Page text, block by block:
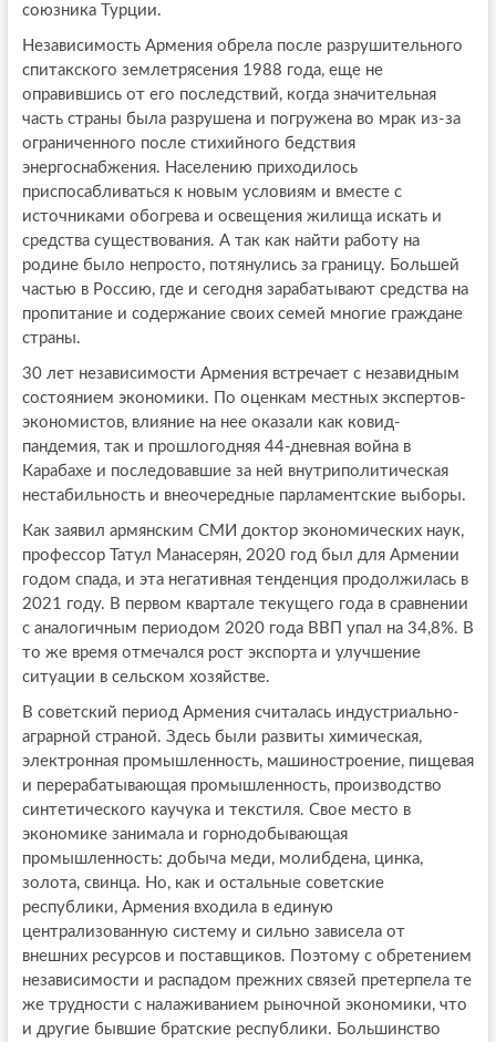
союзника Турции.
Независимость Армения обрела после разрушительного
спитакского землетрясения 1988 года, еще не
оправившись от его последствий, когда значительная
часть страны была разрушена и погружена во мрак из-за
ограниченного после стихийного бедствия
энергоснабжения. Населению приходилось
приспосабливаться к новым условиям и вместе с
источниками обогрева и освещения жилища искать и
средства существования. А так как найти работу на
родине было непросто, потянулись за границу. Большей
частью в Россию, где и сегодня зарабатывают средства на
пропитание и содержание своих семей многие граждане
страны.
30 лет независимости Армения встречает с незавидным
состоянием экономики. По оценкам местных экспертов-
экономистов, влияние на нее оказали как ковид-
пандемия, так и прошлогодняя 44-дневная война в
Карабахе и последовавшие за ней внутриполитическая
нестабильность и внеочередные парламентские выборы.
Как заявил армянским СМИ доктор экономических наук,
профессор Татул Манасерян, 2020 год был для Армении
годом спада, и эта негативная тенденция продолжилась в
2021 году. В первом квартале текущего года в сравнении
с аналогичным периодом 2020 года ВВП упал на 34,8%. В
то же время отмечался рост экспорта и улучшение
ситуации в сельском хозяйстве.
В советский период Армения считалась индустриально-
аграрной страной. Здесь были развиты химическая,
электронная промышленность, машиностроение, пищевая
и перерабатывающая промышленность, производство
синтетического каучука и текстиля. Свое место в
экономике занимала и горнодобывающая
промышленность: добыча меди, молибдена, цинка,
золота, свинца. Но, как и остальные советские
республики, Армения входила в единую
централизованную систему и сильно зависела от
внешних ресурсов и поставщиков. Поэтому с обретением
независимости и распадом прежних связей претерпела те
же трудности с налаживанием рыночной экономики, что
и другие бывшие братские республики. Большинство